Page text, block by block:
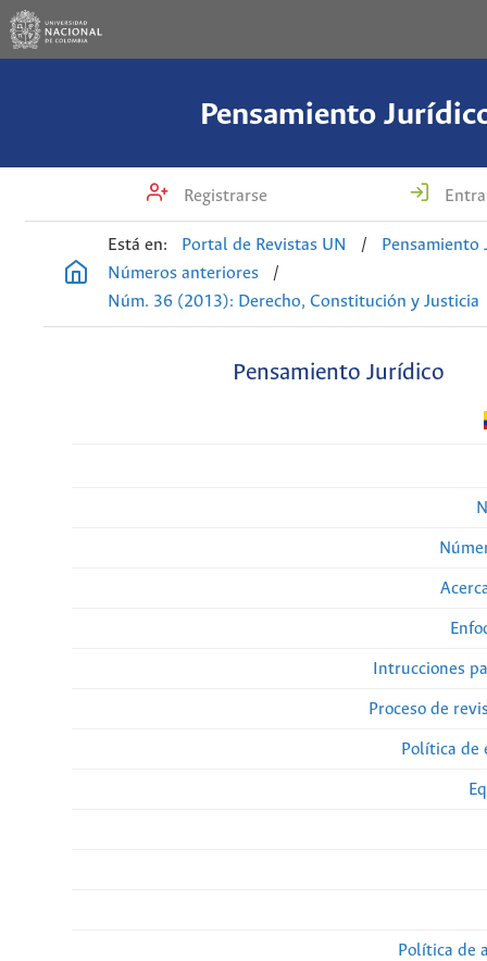
Pensamiento
Registrarse
Está en: Portal de Revistas UN /
Pensamiento
Números anteriores
/
Núm. 36 (2013): Derecho, Constitución y Justicia
Pensamiento Jurídico
Intrucciones
Proceso de
Política
Política de